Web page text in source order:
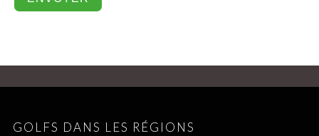
GOLFS DANS LES RÉGIONS